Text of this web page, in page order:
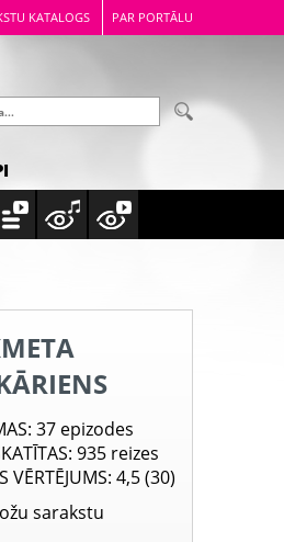
KATALOGS PAR PORTĀLU
: 37 epizodes
: 935 reizes
VĒRTĒJUMS: 4,5 (30)
sarakstu